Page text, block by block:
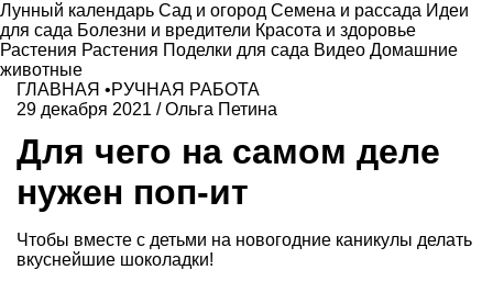
Лунный календарь Сад и огород Семена и рассада Идеи
для сада Болезни и вредители Красота и здоровье
Растения Растения Поделки для сада Видео Домашние
животные
ГЛАВНАЯ •РУЧНАЯ РАБОТА
29 декабря 2021 /Ольга Петина
Для чего на самом деле
нужен поп-ит
Чтобы вместе с детьми на новогодние каникулы делать
вкуснейшие шоколадки!